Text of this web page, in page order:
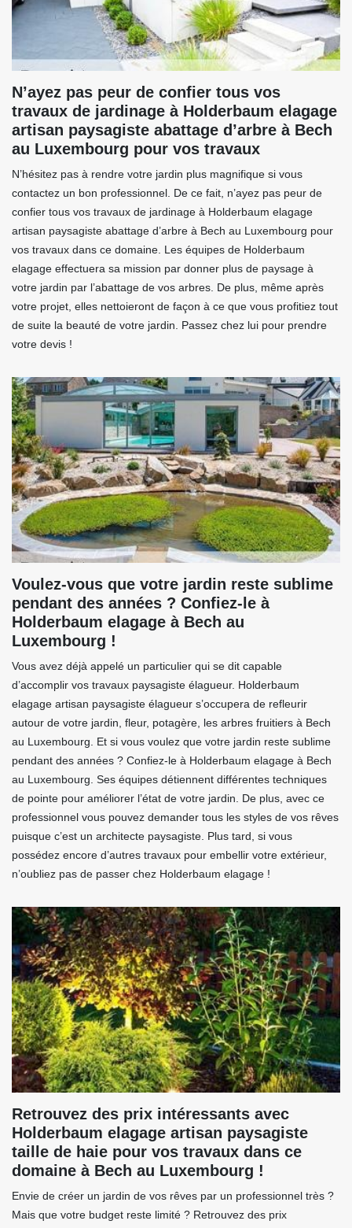
N’ayez pas peur de confier tous vos
travaux de jardinage à Holderbaum elagage
artisan paysagiste abattage d’arbre à Bech
au Luxembourg pour vos travaux
N’hésitez pas à rendre votre jardin plus magnifique si vous
contactez un bon professionnel. De ce fait, n’ayez pas peur de
confier tous vos travaux de jardinage à Holderbaum elagage
artisan paysagiste abattage d’arbre à Bech au Luxembourg pour
vos travaux dans ce domaine. Les équipes de Holderbaum
elagage effectuera sa mission par donner plus de paysage à
votre jardin par l’abattage de vos arbres. De plus, même après
votre projet, elles nettoieront de façon à ce que vous profitiez tout
de suite la beauté de votre jardin. Passez chez lui pour prendre
votre devis !
Voulez-vous que votre jardin reste sublime
pendant des années ? Confiez-le à
Holderbaum elagage à Bech au
Luxembourg !
Vous avez déjà appelé un particulier qui se dit capable
d’accomplir vos travaux paysagiste élagueur. Holderbaum
elagage artisan paysagiste élagueur s’occupera de refleurir
autour de votre jardin, fleur, potagère, les arbres fruitiers à Bech
au Luxembourg. Et si vous voulez que votre jardin reste sublime
pendant des années ? Confiez-le à Holderbaum elagage à Bech
au Luxembourg. Ses équipes détiennent différentes techniques
de pointe pour améliorer l’état de votre jardin. De plus, avec ce
professionnel vous pouvez demander tous les styles de vos rêves
puisque c’est un architecte paysagiste. Plus tard, si vous
possédez encore d’autres travaux pour embellir votre extérieur,
n’oubliez pas de passer chez Holderbaum elagage !
Retrouvez des prix intéressants avec
Holderbaum elagage artisan paysagiste
taille de haie pour vos travaux dans ce
domaine à Bech au Luxembourg !
Envie de créer un jardin de vos rêves par un professionnel très ?
Mais que votre budget reste limité ? Retrouvez des prix